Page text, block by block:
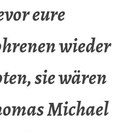
eure
wieder
sie wären
Michael